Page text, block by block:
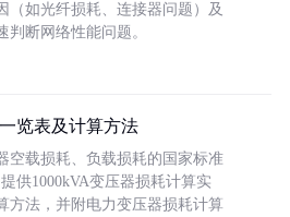
（如光纤损耗、连接器问题）及
断网络性能问题。
览表及计算方法
空载损耗、负载损耗的国家标准
提供1000kVA变压器损耗计算实
方法，并附电力变压器损耗计算